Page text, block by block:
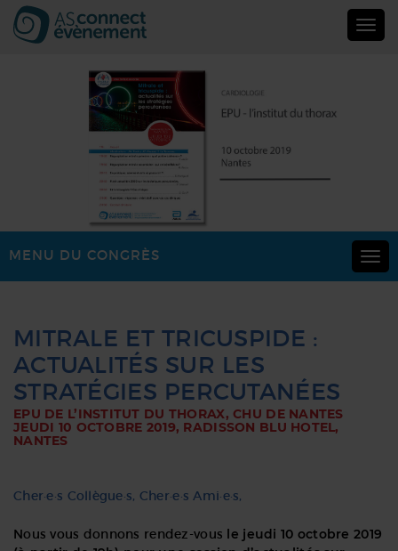
ACTUALITÉS
STRATÉGIES
PERCUTANÉES
&
TRICUSPIDE)
Le
MENU DU CONGRÈS
MITRALE ET TRICUSPIDE :
ACTUALITÉS SUR LES
STRATÉGIES PERCUTANÉES
EPU DE L’INSTITUT DU THORAX, CHU DE NANTES
JEUDI 10 OCTOBRE 2019, RADISSON BLU HOTEL,
NANTES
Cher·e·s Collègue·s, Cher·e·s Ami·e·s,
Nous vous donnons rendez-vous le jeudi 10 octobre 2019